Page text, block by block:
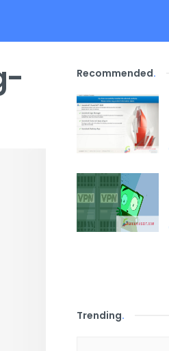
Recommended.
Trending.